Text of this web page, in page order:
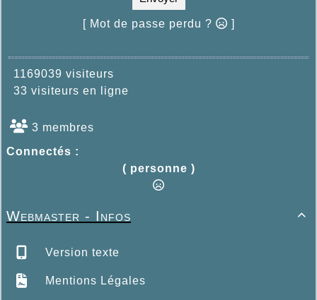
[ Mot de passe perdu ? ]
1169039 visiteurs
33 visiteurs en ligne
3 membres
Connectés :
( personne )

Webmaster - Infos
Version texte
Mentions Légales